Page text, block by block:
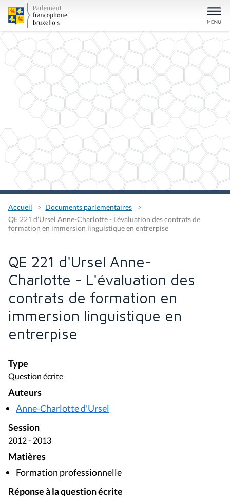
Accueil
Documents parlementaires
QE 221 d'Ursel Anne-Charlotte - L'évaluation des contrats de
formation en immersion linguistique en entrerpise
QE 221 d'Ursel Anne-
Charlotte - L'évaluation des
contrats de formation en
immersion linguistique en
entrerpise
Type
Question écrite
Auteurs
Anne-Charlotte d'Ursel
Session
2012 - 2013
Matières
Formation professionnelle
Réponse à la question écrite